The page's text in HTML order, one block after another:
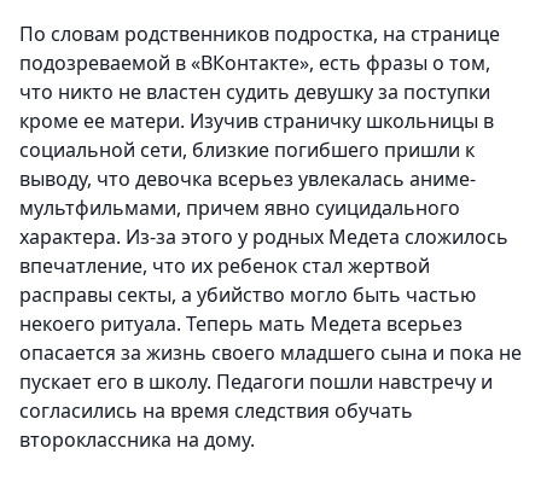
По словам родственников подростка, на странице
подозреваемой в «ВКонтакте», есть фразы о том,
что никто не властен судить девушку за поступки
кроме ее матери. Изучив страничку школьницы в
социальной сети, близкие погибшего пришли к
выводу, что девочка всерьез увлекалась аниме-
мультфильмами, причем явно суицидального
характера. Из-за этого у родных Медета сложилось
впечатление, что их ребенок стал жертвой
расправы секты, а убийство могло быть частью
некоего ритуала. Теперь мать Медета всерьез
опасается за жизнь своего младшего сына и пока не
пускает его в школу. Педагоги пошли навстречу и
согласились на время следствия обучать
второклассника на дому.